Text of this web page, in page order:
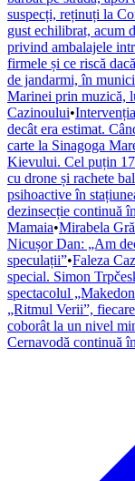
suspecți, reținuți la
gust echilibrat, acum
privind ambalajele
firmele și ce riscă
de jandarmi, în
Marinei prin muzică,
Cazinoului•
decât era estimat.
carte la Sinagoga
Kievului. Cel puțin
cu drone și rachete
psihoactive în
dezinsecție continuă
Mamaia•Mirabela
Nicușor Dan: „Am
speculații”•Faleza
special. Simon
spectacolul
„Ritmul Verii”,
coborât la un nivel
Cernavodă continuă